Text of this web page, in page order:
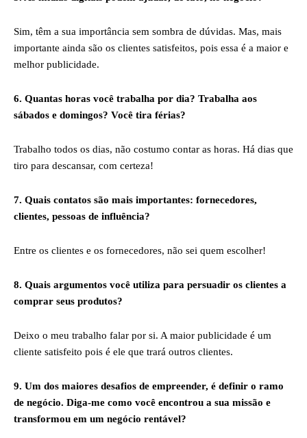
Sim, têm a sua importância sem sombra de dúvidas. Mas, mais
importante ainda são os clientes satisfeitos, pois essa é a maior e
melhor publicidade.
6. Quantas horas você trabalha por dia? Trabalha aos
sábados e domingos? Você tira férias?
Trabalho todos os dias, não costumo contar as horas. Há dias que
tiro para descansar, com certeza!
7. Quais contatos são mais importantes: fornecedores,
clientes, pessoas de influência?
Entre os clientes e os fornecedores, não sei quem escolher!
8. Quais argumentos você utiliza para persuadir os clientes a
comprar seus produtos?
Deixo o meu trabalho falar por si. A maior publicidade é um
cliente satisfeito pois é ele que trará outros clientes.
9. Um dos maiores desafios de empreender, é definir o ramo
de negócio. Diga-me como você encontrou a sua missão e
transformou em um negócio rentável?